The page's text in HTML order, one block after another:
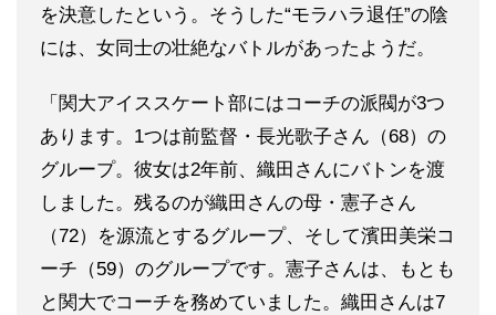
を決意したという。そうした“モラハラ退任”の陰
には、女同士の壮絶なバトルがあったようだ。
「関大アイススケート部にはコーチの派閥が3つ
あります。1つは前監督・長光歌子さん（68）の
グループ。彼女は2年前、織田さんにバトンを渡
しました。残るのが織田さんの母・憲子さん
（72）を源流とするグループ、そして濱田美栄コ
ーチ（59）のグループです。憲子さんは、もとも
と関大でコーチを務めていました。織田さんは7